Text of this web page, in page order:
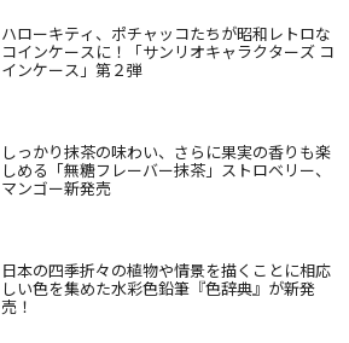
ハローキティ、ポチャッコたちが昭和レトロな
コインケースに！「サンリオキャラクターズ コ
インケース」第２弾
しっかり抹茶の味わい、さらに果実の香りも楽
しめる「無糖フレーバー抹茶」ストロベリー、
マンゴー新発売
日本の四季折々の植物や情景を描くことに相応
しい色を集めた水彩色鉛筆『色辞典』が新発
売！